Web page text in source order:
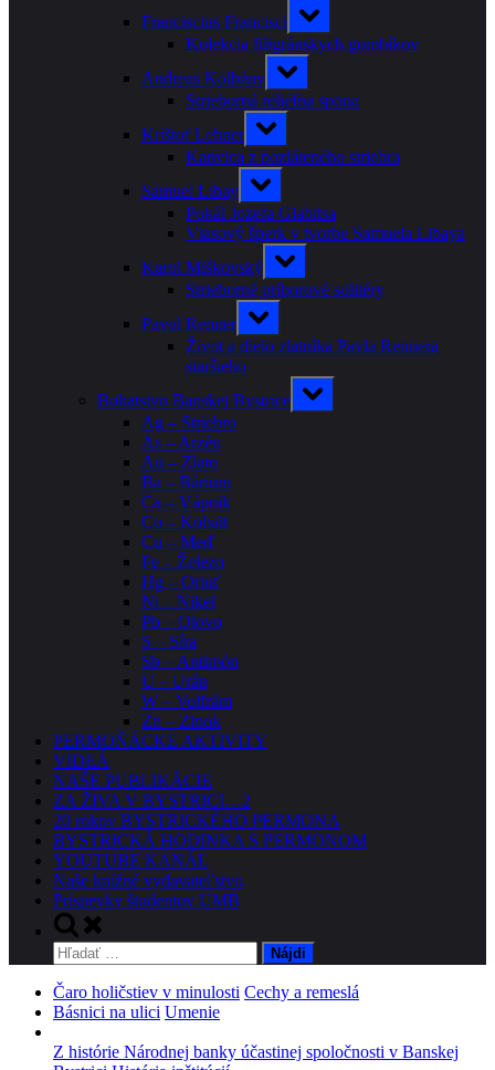
menu
Franciscius Francisci
Toggle
sub-
menu
Kolekcia filigránskych gombíkov
Andreas Kolbány
Toggle
sub-
menu
Strieborná reliéfna spona
Krištof Lehner
Toggle
sub-
menu
Kanvica z pozláteného striebra
Samuel Libay
Toggle
sub-
menu
Pokál Jozefa Glabitsa
Vlasový šperk v tvorbe Samuela Libaya
Karol Miškovský
Toggle
sub-
menu
Strieborné príborové solitéry
Pavol Renner
Toggle
sub-
menu
Život a dielo zlatníka Pavla Rennera
staršieho
Bohatstvo Banskej Bystrice
Toggle
sub-
Ag – Striebro
As – Arzén
Au – Zlato
Ba – Bárium
Ca – Vápnik
Co – Kobalt
Cu – Meď
Fe – Železo
Hg – Ortuť
Ni – Nikel
Pb – Olovo
S – Síra
Sb – Antimón
U – Urán
W – Volfrám
Zn – Zinok
PERMOŇÁCKE AKTIVITY
VIDEÁ
NAŠE PUBLIKÁCIE
ZA ŽIVA V BYSTRICI…2
20 rokov BYSTRICKÉHO PERMONA
BYSTRICKÁ HODINKA S PERMONOM
YOUTUBE KANÁL
Naše knižné vydavateľstvo
Príspevky študentov UMB
Toggle
search
form
Hľadať:
Čaro holičstiev v minulosti Cechy a remeslá
Básnici na ulici Umenie
Z histórie Národnej banky účastinej spoločnosti v Banskej